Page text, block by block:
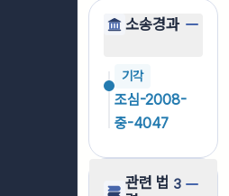
소송경과
기각
조심-2008-
중-4047
관련 법 3